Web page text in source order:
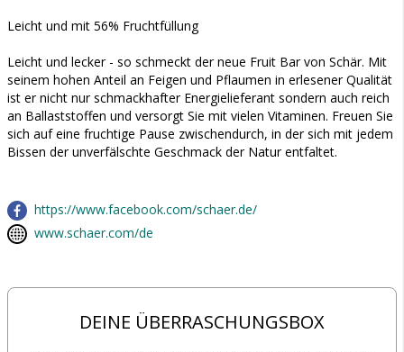
Leicht und mit 56% Fruchtfüllung
Leicht und lecker - so schmeckt der neue Fruit Bar von Schär. Mit
seinem hohen Anteil an Feigen und Pflaumen in erlesener Qualität
ist er nicht nur schmackhafter Energielieferant sondern auch reich
an Ballaststoffen und versorgt Sie mit vielen Vitaminen. Freuen Sie
sich auf eine fruchtige Pause zwischendurch, in der sich mit jedem
Bissen der unverfälschte Geschmack der Natur entfaltet.
https://www.facebook.com/schaer.de/
www.schaer.com/de
DEINE ÜBERRASCHUNGSBOX